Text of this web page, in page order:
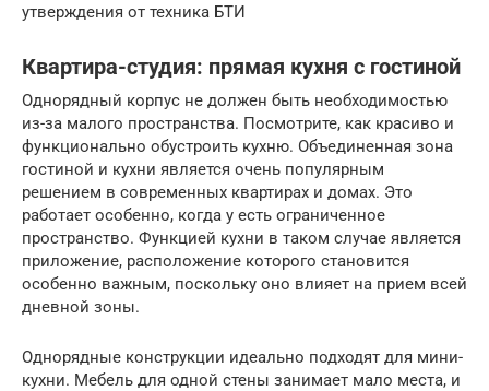
утверждения от техника БТИ
Квартира-студия: прямая кухня с гостиной
Однорядный корпус не должен быть необходимостью
из-за малого пространства. Посмотрите, как красиво и
функционально обустроить кухню. Объединенная зона
гостиной и кухни является очень популярным
решением в современных квартирах и домах. Это
работает особенно, когда у есть ограниченное
пространство. Функцией кухни в таком случае является
приложение, расположение которого становится
особенно важным, поскольку оно влияет на прием всей
дневной зоны.
Однорядные конструкции идеально подходят для мини-
кухни. Мебель для одной стены занимает мало места, и